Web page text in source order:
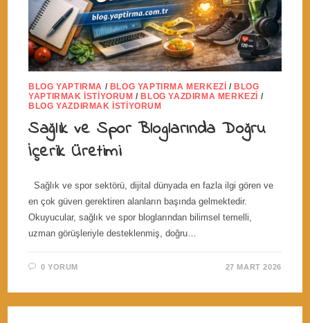
BLOG YAPTIRMA / BLOG YAPTIRMA MERKEZI /BLOG
YAPTIRMAK İSTIYORUM /BLOG YAZDIRMA MERKEZI /
BLOG YAZDIRMAK İSTIYORUM
Sağlık ve Spor Bloglarında Doğru
İçerik Üretimi
Sağlık ve spor sektörü, dijital dünyada en fazla ilgi gören ve
en çok güven gerektiren alanların başında gelmektedir.
Okuyucular, sağlık ve spor bloglarından bilimsel temelli,
uzman görüşleriyle desteklenmiş, doğru…
0 YORUM 27 MART 2026